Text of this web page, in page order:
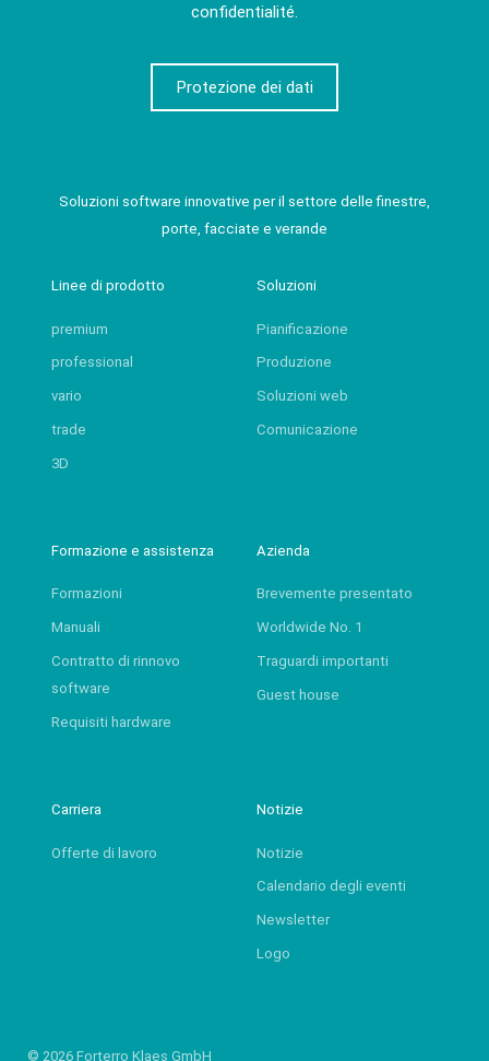
confidentialité.
Protezione dei dati
Soluzioni software innovative per il settore delle finestre,
porte, facciate e verande
Linee di prodotto
premium
professional
vario
trade
3D
Soluzioni
Pianificazione
Produzione
Soluzioni web
Comunicazione
Formazione e assistenza
Formazioni
Manuali
Contratto di rinnovo
software
Requisiti hardware
Azienda
Brevemente presentato
Worldwide No. 1
Traguardi importanti
Guest house
Carriera
Offerte di lavoro
Notizie
Notizie
Calendario degli eventi
Newsletter
Logo
© 2026 Forterro Klaes GmbH